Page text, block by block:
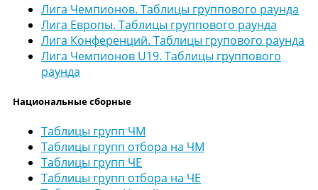
Лига Чемпионов. Таблицы группового раунда
Лига Европы. Таблицы группового раунда
Лига Конференций. Таблицы групового раунда
Лига Чемпионов U19. Таблицы группового
раунда
Национальные сборные
Таблицы групп ЧМ
Таблицы групп отбора на ЧМ
Таблицы групп ЧЕ
Таблицы групп отбора на ЧЕ